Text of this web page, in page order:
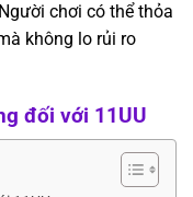
chơi có thể thỏa
không lo rủi ro
đối với 11UU